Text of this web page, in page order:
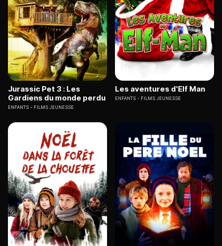
Jurassic Pet 3 : Les
Gardiens du monde perdu
ENFANTS FILMS JEUNESSE
Les aventures d'Elf Man
ENFANTS FILMS JEUNESSE